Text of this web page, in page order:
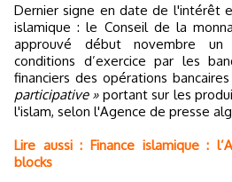
Dernier signe en date de l'intérêt
islamique : le Conseil de la
approuvé début novembre
conditions d’exercice par les
financiers des opérations
participative »portant sur les
l'islam, selon l'Agence de presse
Lire aussi : Finance islamique :
blocks